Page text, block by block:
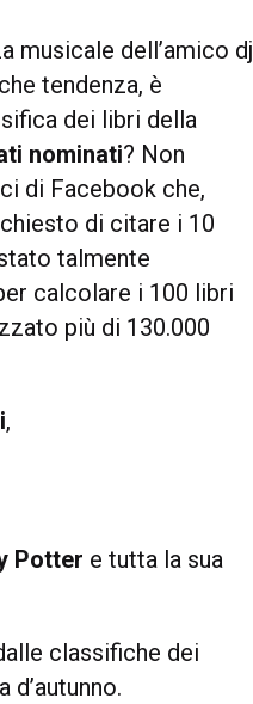
musicale dell’amico dj
tendenza, è
dei libri della
nominati? Non
di Facebook che,
di citare i 10
talmente
calcolare i 100 libri
più di 130.000
,
Potter e tutta la sua
classifiche dei